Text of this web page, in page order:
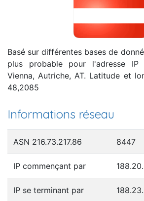
Basé sur différentes bases de
plus probable pour l'adresse IP
Vienna, Autriche, AT. Latitude et
48,2085
Informations réseau
ASN 216.73.217.86 8447
IP commençant par
IP se terminant par